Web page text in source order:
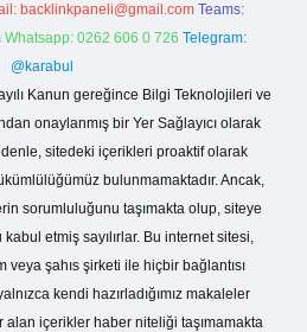
backlinkpaneli@gmail.com Teams:
Whatsapp: 0262 606 0 726 Telegram:
@karabul
Kanun gereğince Bilgi Teknolojileri ve
onaylanmış bir Yer Sağlayıcı olarak
sitedeki içerikleri proaktif olarak
bulunmamaktadır. Ancak,
sorumluluğunu taşımakta olup, siteye
etmiş sayılırlar. Bu internet sitesi,
veya şahıs şirketi ile hiçbir bağlantısı
kendi hazırladığımız makaleler
alan içerikler haber niteliği taşımamakta